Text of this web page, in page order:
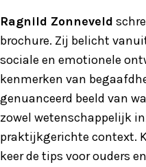
Ragnild Zonneveld
brochure. Zij belicht
sociale en emotionele
kenmerken van
genuanceerd beeld van
zowel wetenschappelijk
praktijkgerichte context.
keer de tips voor ouders